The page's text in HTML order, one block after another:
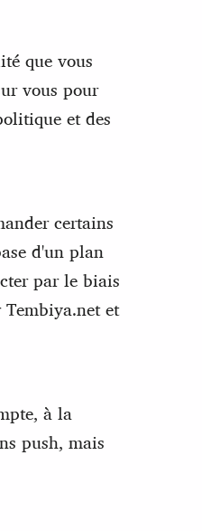
que vous
vous pour
et des
certains
d'un plan
par le biais
et
à la
push, mais